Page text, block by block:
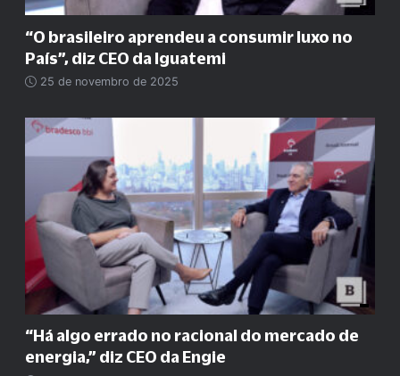
“O brasileiro aprendeu a consumir luxo no
País”, diz CEO da Iguatemi
25 de novembro de 2025
“Há algo errado no racional do mercado de
energia,” diz CEO da Engie